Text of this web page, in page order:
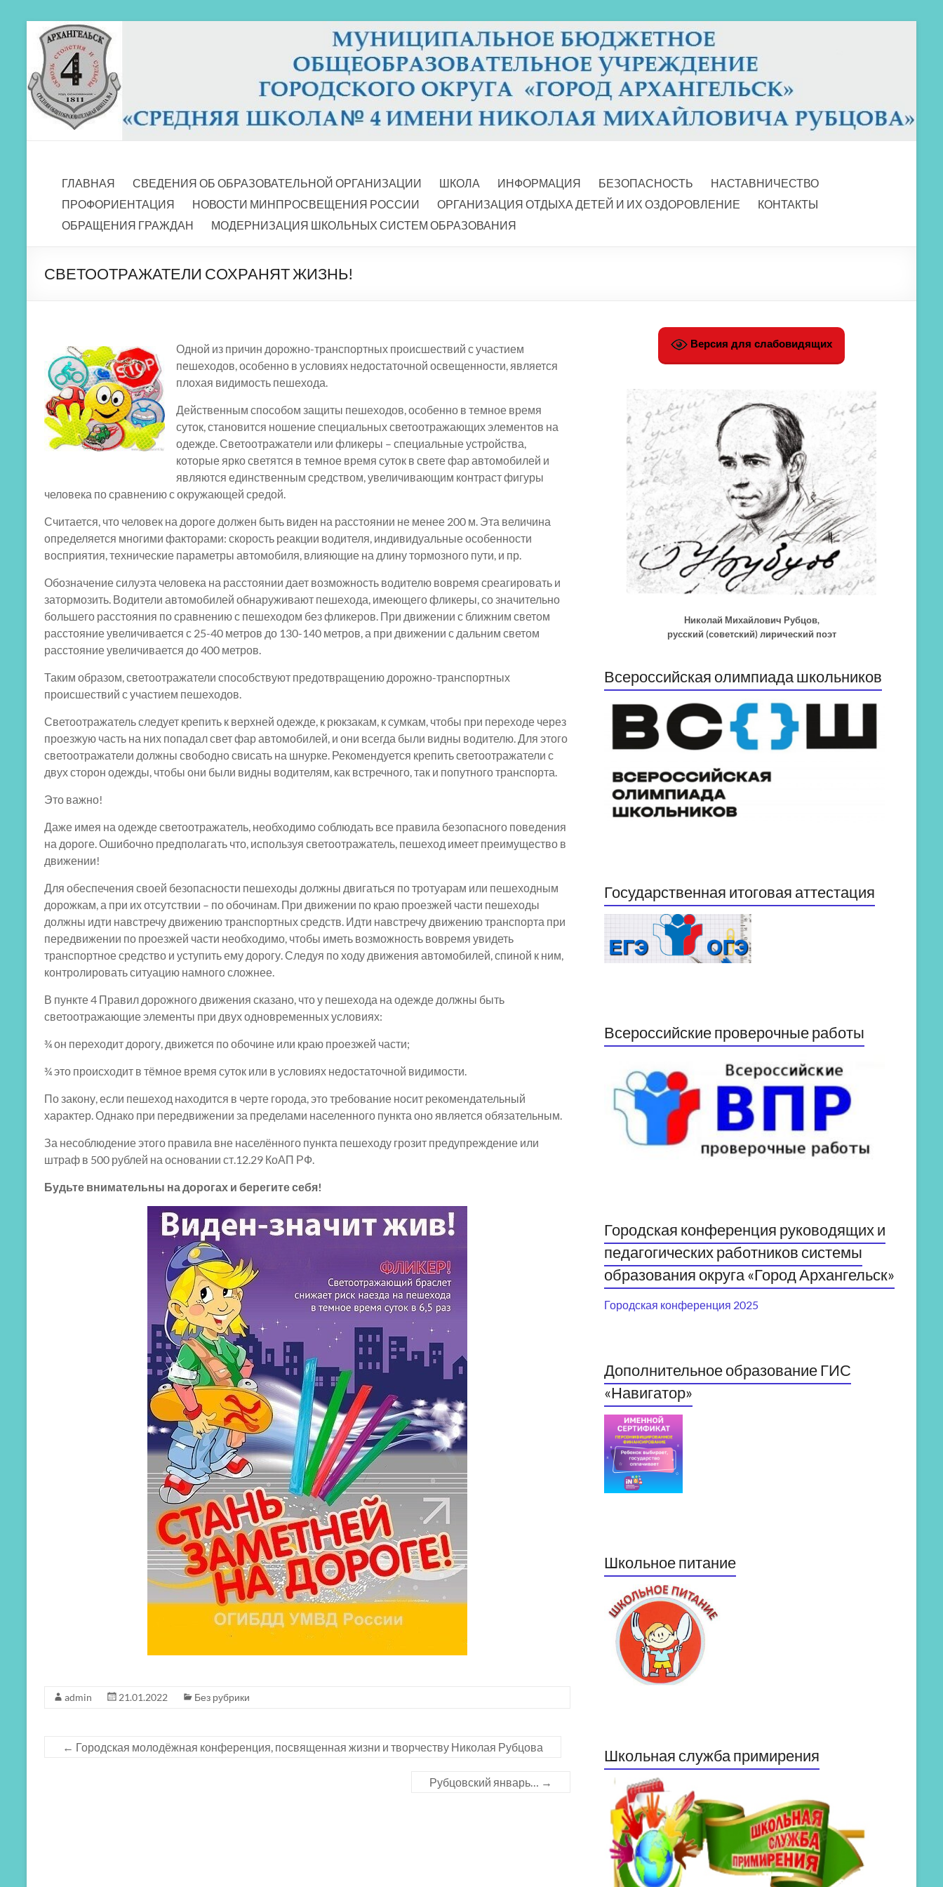
Перейти
содержимому
МБОУ СШ 4
ГЛАВНАЯ
СВЕДЕНИЯ ОБ ОБРАЗОВАТЕЛЬНОЙ ОРГАНИЗАЦИИ ШКОЛА ИНФОРМАЦИЯ БЕЗОПАСНОСТЬ
НАСТАВНИЧЕСТВО
ПРОФОРИЕНТАЦИЯ
НОВОСТИ МИНПРОСВЕЩЕНИЯ РОССИИ ОРГАНИЗАЦИЯ ОТДЫХА ДЕТЕЙ И ИХ ОЗДОРОВЛЕНИЕ
КОНТАКТЫ
ОБРАЩЕНИЯ ГРАЖДАН
МОДЕРНИЗАЦИЯ ШКОЛЬНЫХ СИСТЕМ ОБРАЗОВАНИЯ
СВЕТООТРАЖАТЕЛИ СОХРАНЯТ ЖИЗНЬ!
Одной из причин дорожно-транспортных происшествий с участием
пешеходов, особенно в условиях недостаточной освещенности, является
плохая видимость пешехода.
Действенным способом защиты пешеходов, особенно в темное время
суток, становится ношение специальных светоотражающих элементов на
одежде. Светоотражатели или фликеры – специальные устройства,
которые ярко светятся в темное время суток в свете фар автомобилей и
являются единственным средством, увеличивающим контраст фигуры
человека по сравнению с окружающей средой.
Считается, что человек на дороге должен быть виден на расстоянии не менее 200 м. Эта величина
определяется многими факторами: скорость реакции водителя, индивидуальные особенности
восприятия, технические параметры автомобиля, влияющие на длину тормозного пути, и пр.
Обозначение силуэта человека на расстоянии дает возможность водителю вовремя среагировать и
затормозить. Водители автомобилей обнаруживают пешехода, имеющего фликеры, со значительно
большего расстояния по сравнению с пешеходом без фликеров. При движении с ближним светом
расстояние увеличивается с 25-40 метров до 130-140 метров, а при движении с дальним светом
расстояние увеличивается до 400 метров.
Таким образом, светоотражатели способствуют предотвращению дорожно-транспортных
происшествий с участием пешеходов.
Светоотражатель следует крепить к верхней одежде, к рюкзакам, к сумкам, чтобы при переходе через
проезжую часть на них попадал свет фар автомобилей, и они всегда были видны водителю. Для этого
светоотражатели должны свободно свисать на шнурке. Рекомендуется крепить светоотражатели с
двух сторон одежды, чтобы они были видны водителям, как встречного, так и попутного транспорта.
Это важно!
Даже имея на одежде светоотражатель, необходимо соблюдать все правила безопасного поведения
на дороге. Ошибочно предполагать что, используя светоотражатель, пешеход имеет преимущество в
движении!
Для обеспечения своей безопасности пешеходы должны двигаться по тротуарам или пешеходным
дорожкам, а при их отсутствии – по обочинам. При движении по краю проезжей части пешеходы
должны идти навстречу движению транспортных средств. Идти навстречу движению транспорта при
передвижении по проезжей части необходимо, чтобы иметь возможность вовремя увидеть
транспортное средство и уступить ему дорогу. Следуя по ходу движения автомобилей, спиной к ним,
контролировать ситуацию намного сложнее.
В пункте 4 Правил дорожного движения сказано, что у пешехода на одежде должны быть
светоотражающие элементы при двух одновременных условиях:
¾ он переходит дорогу, движется по обочине или краю проезжей части;
¾ это происходит в тёмное время суток или в условиях недостаточной видимости.
По закону, если пешеход находится в черте города, это требование носит рекомендательный
характер. Однако при передвижении за пределами населенного пункта оно является обязательным.
За несоблюдение этого правила вне населённого пункта пешеходу грозит предупреждение или
штраф в 500 рублей на основании ст.12.29 КоАП РФ.
Будьте внимательны на дорогах и берегите себя!
admin 21.01.2022 Без рубрики
← Городская молодёжная конференция, посвященная жизни и творчеству Николая Рубцова
Рубцовский январь… →
Версия для слабовидящих
Николай Михайлович Рубцов,
русский (советский) лирический поэт
Всероссийская олимпиада школьников
Государственная итоговая аттестация
Всероссийские проверочные работы
Городская конференция руководящих и
педагогических работников системы
образования округа «Город Архангельск»
Городская конференция 2025
Дополнительное образование ГИС
«Навигатор»
Школьное питание
Школьная служба примирения